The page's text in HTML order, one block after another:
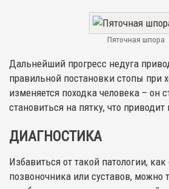
Пяточная шпора
Дальнейший прогресс недуга
правильной постановки стопы при
изменяется походка человека – он
становиться на пятку, что приводит
ДИАГНОСТИКА
Избавиться от такой патологии,
позвоночника или суставов, можно